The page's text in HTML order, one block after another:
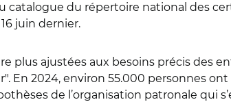
catalogue du répertoire national des
juin dernier.
plus ajustées aux besoins précis des
En 2024, environ 55.000 personnes
de l’organisation patronale qui